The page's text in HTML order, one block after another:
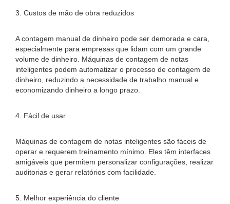
3. Custos de mão de obra reduzidos
A contagem manual de dinheiro pode ser demorada e cara,
especialmente para empresas que lidam com um grande
volume de dinheiro. Máquinas de contagem de notas
inteligentes podem automatizar o processo de contagem de
dinheiro, reduzindo a necessidade de trabalho manual e
economizando dinheiro a longo prazo.
4. Fácil de usar
Máquinas de contagem de notas inteligentes são fáceis de
operar e requerem treinamento mínimo. Eles têm interfaces
amigáveis ​​que permitem personalizar configurações, realizar
auditorias e gerar relatórios com facilidade.
5. Melhor experiência do cliente